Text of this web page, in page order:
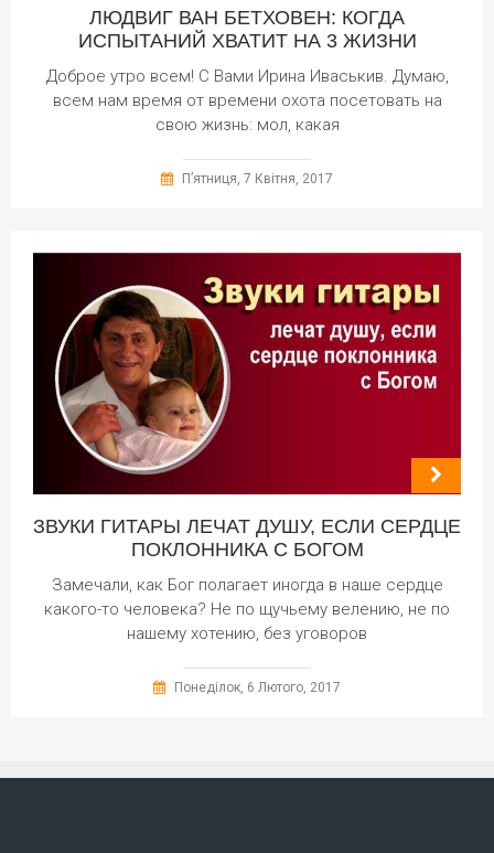
ЛЮДВИГ ВАН БЕТХОВЕН: КОГДА
ИСПЫТАНИЙ ХВАТИТ НА 3 ЖИЗНИ
Доброе утро всем! С Вами Ирина Иваськив. Думаю,
всем нам время от времени охота посетовать на
свою жизнь: мол, какая
П’ятниця, 7 Квітня, 2017
ЗВУКИ ГИТАРЫ ЛЕЧАТ ДУШУ, ЕСЛИ СЕРДЦЕ
ПОКЛОННИКА С БОГОМ
Замечали, как Бог полагает иногда в наше сердце
какого-то человека? Не по щучьему велению, не по
нашему хотению, без уговоров
Понеділок, 6 Лютого, 2017